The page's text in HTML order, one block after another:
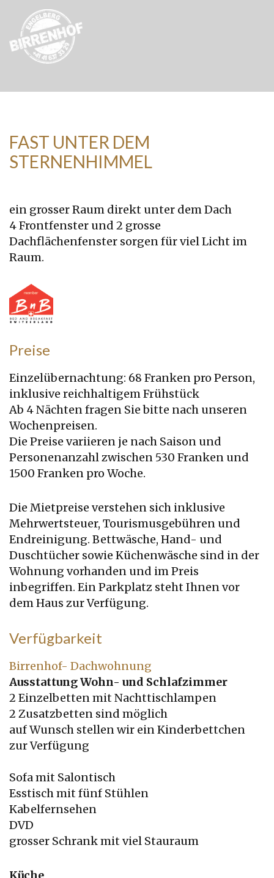
FAST UNTER DEM
STERNENHIMMEL
ein grosser Raum direkt unter dem Dach
4 Frontfenster und 2 grosse
Dachflächenfenster sorgen für viel Licht im
Raum.
Preise
Einzelübernachtung: 68 Franken pro Person,
inklusive reichhaltigem Frühstück
Ab 4 Nächten fragen Sie bitte nach unseren
Wochenpreisen.
Die Preise variieren je nach Saison und
Personenanzahl zwischen 530 Franken und
1500 Franken pro Woche.
Die Mietpreise verstehen sich inklusive
Mehrwertsteuer, Tourismusgebühren und
Endreinigung. Bettwäsche, Hand- und
Duschtücher sowie Küchenwäsche sind in der
Wohnung vorhanden und im Preis
inbegriffen. Ein Parkplatz steht Ihnen vor
dem Haus zur Verfügung.
Verfügbarkeit
Birrenhof- Dachwohnung
Ausstattung Wohn- und Schlafzimmer
2 Einzelbetten mit Nachttischlampen
2 Zusatzbetten sind möglich
auf Wunsch stellen wir ein Kinderbettchen
zur Verfügung
Sofa mit Salontisch
Esstisch mit fünf Stühlen
Kabelfernsehen
DVD
grosser Schrank mit viel Stauraum